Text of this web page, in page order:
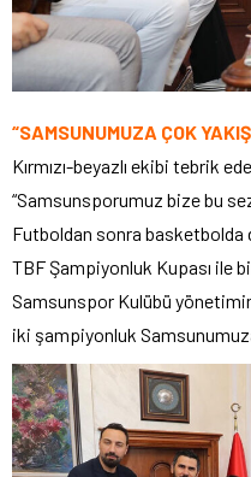
“SAMSUNUMUZA ÇOK
Kırmızı-beyazlı ekibi tebrik
“Samsunsporumuz bize bu
Futboldan sonra basketbolda
TBF Şampiyonluk Kupası ile
Samsunspor Kulübü
iki şampiyonluk